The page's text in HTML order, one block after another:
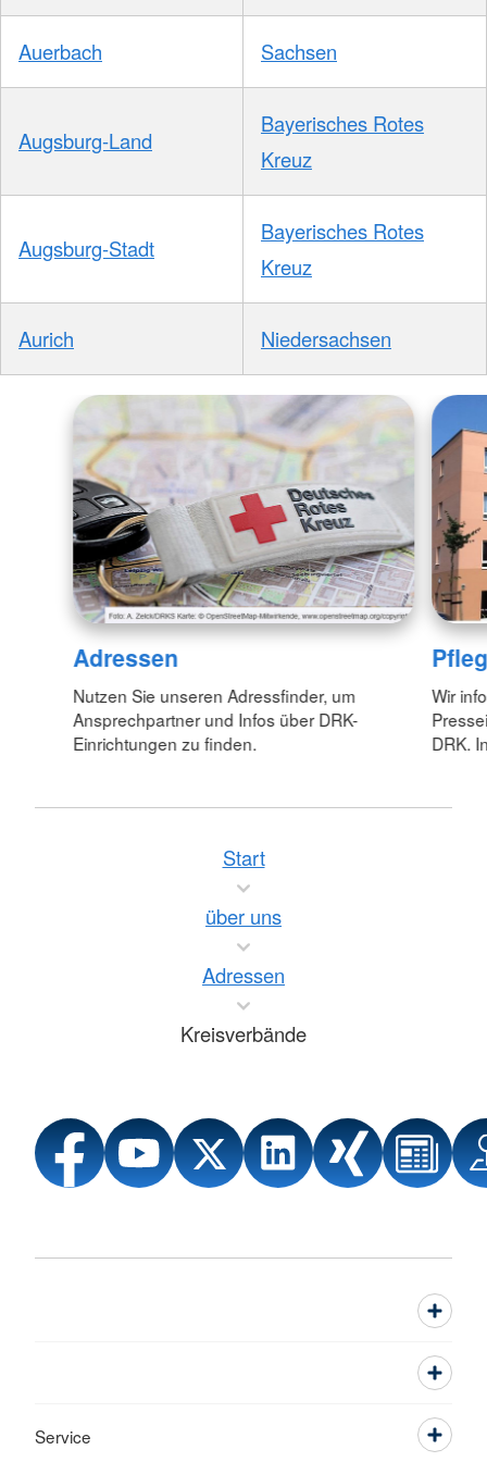
Auerbach Sachsen
Augsburg-Land
Bayerisches Rotes
Kreuz
Augsburg-Stadt
Bayerisches Rotes
Kreuz
Aurich Niedersachsen
Adressen
Nutzen Sie unseren Adressfinder, um
Ansprechpartner und Infos über DRK-
Einrichtungen zu finden.
Wir
DRK.
Start
über uns
Adressen
Kreisverbände
Service